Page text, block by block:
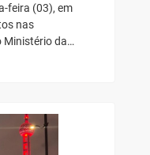
feira (03), em
nas
Ministério da…